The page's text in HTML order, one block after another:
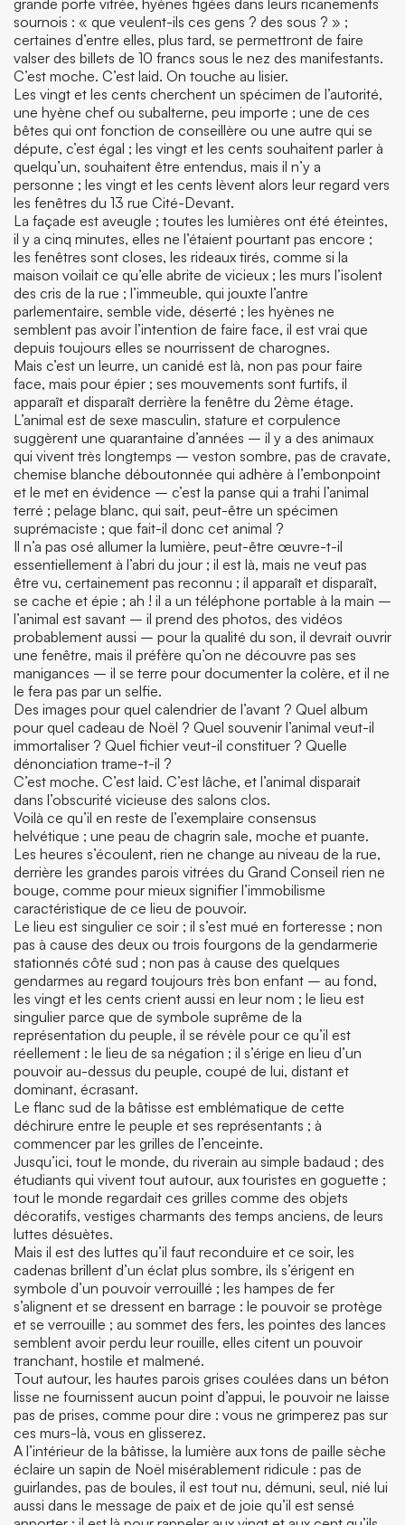
grande porte vitrée, hyènes figées dans leurs ricanements
sournois : « que veulent-ils ces gens ? des sous ? » ;
certaines d’entre elles, plus tard, se permettront de faire
valser des billets de 10 francs sous le nez des manifestants.
C’est moche. C’est laid. On touche au lisier.
Les vingt et les cents cherchent un spécimen de l’autorité,
une hyène chef ou subalterne, peu importe ; une de ces
bêtes qui ont fonction de conseillère ou une autre qui se
députe, c’est égal ; les vingt et les cents souhaitent parler à
quelqu’un, souhaitent être entendus, mais il n’y a
personne ; les vingt et les cents lèvent alors leur regard vers
les fenêtres du 13 rue Cité-Devant.
La façade est aveugle ; toutes les lumières ont été éteintes,
il y a cinq minutes, elles ne l’étaient pourtant pas encore ;
les fenêtres sont closes, les rideaux tirés, comme si la
maison voilait ce qu’elle abrite de vicieux ; les murs l’isolent
des cris de la rue ; l’immeuble, qui jouxte l’antre
parlementaire, semble vide, déserté ; les hyènes ne
semblent pas avoir l’intention de faire face, il est vrai que
depuis toujours elles se nourrissent de charognes.
Mais c’est un leurre, un canidé est là, non pas pour faire
face, mais pour épier ; ses mouvements sont furtifs, il
apparaît et disparaît derrière la fenêtre du 2ème étage.
L’animal est de sexe masculin, stature et corpulence
suggèrent une quarantaine d’années – il y a des animaux
qui vivent très longtemps – veston sombre, pas de cravate,
chemise blanche déboutonnée qui adhère à l’embonpoint
et le met en évidence – c’est la panse qui a trahi l’animal
terré ; pelage blanc, qui sait, peut-être un spécimen
suprémaciste ; que fait-il donc cet animal ?
Il n’a pas osé allumer la lumière, peut-être œuvre-t-il
essentiellement à l’abri du jour ; il est là, mais ne veut pas
être vu, certainement pas reconnu ; il apparaît et disparaît,
se cache et épie ; ah ! il a un téléphone portable à la main –
l’animal est savant – il prend des photos, des vidéos
probablement aussi – pour la qualité du son, il devrait ouvrir
une fenêtre, mais il préfère qu’on ne découvre pas ses
manigances – il se terre pour documenter la colère, et il ne
le fera pas par un selfie.
Des images pour quel calendrier de l’avant ? Quel album
pour quel cadeau de Noël ? Quel souvenir l’animal veut-il
immortaliser ? Quel fichier veut-il constituer ? Quelle
dénonciation trame-t-il ?
C’est moche. C’est laid. C’est lâche, et l’animal disparait
dans l’obscurité vicieuse des salons clos.
Voilà ce qu’il en reste de l’exemplaire consensus
helvétique ; une peau de chagrin sale, moche et puante.
Les heures s’écoulent, rien ne change au niveau de la rue,
derrière les grandes parois vitrées du Grand Conseil rien ne
bouge, comme pour mieux signifier l’immobilisme
caractéristique de ce lieu de pouvoir.
Le lieu est singulier ce soir ; il s’est mué en forteresse ; non
pas à cause des deux ou trois fourgons de la gendarmerie
stationnés côté sud ; non pas à cause des quelques
gendarmes au regard toujours très bon enfant – au fond,
les vingt et les cents crient aussi en leur nom ; le lieu est
singulier parce que de symbole suprême de la
représentation du peuple, il se révèle pour ce qu’il est
réellement : le lieu de sa négation ; il s’érige en lieu d’un
pouvoir au-dessus du peuple, coupé de lui, distant et
dominant, écrasant.
Le flanc sud de la bâtisse est emblématique de cette
déchirure entre le peuple et ses représentants ; à
commencer par les grilles de l’enceinte.
Jusqu’ici, tout le monde, du riverain au simple badaud ; des
étudiants qui vivent tout autour, aux touristes en goguette ;
tout le monde regardait ces grilles comme des objets
décoratifs, vestiges charmants des temps anciens, de leurs
luttes désuètes.
Mais il est des luttes qu’il faut reconduire et ce soir, les
cadenas brillent d’un éclat plus sombre, ils s’érigent en
symbole d’un pouvoir verrouillé ; les hampes de fer
s’alignent et se dressent en barrage : le pouvoir se protège
et se verrouille ; au sommet des fers, les pointes des lances
semblent avoir perdu leur rouille, elles citent un pouvoir
tranchant, hostile et malmené.
Tout autour, les hautes parois grises coulées dans un béton
lisse ne fournissent aucun point d’appui, le pouvoir ne laisse
pas de prises, comme pour dire : vous ne grimperez pas sur
ces murs-là, vous en glisserez.
A l’intérieur de la bâtisse, la lumière aux tons de paille sèche
éclaire un sapin de Noël misérablement ridicule : pas de
guirlandes, pas de boules, il est tout nu, démuni, seul, nié lui
aussi dans le message de paix et de joie qu’il est sensé